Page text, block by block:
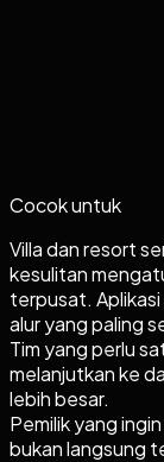
Cocok untuk
Villa dan resort
kesulitan
terpusat. Aplikasi
alur yang paling
Tim yang perlu
melanjutkan ke
lebih besar.
Pemilik yang
bukan langsung